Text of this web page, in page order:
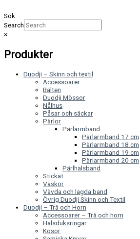
Sök
Search
×
Produkter
Duodji – Skinn och textil
Accessoarer
Bälten
Duodji Mössor
Nålhus
Påsar och säckar
Pärlor
Pärlarmband
Pärlarmband 17 cm
Pärlarmband 18 cm
Pärlarmband 19 cm
Pärlarmband 20 cm
Pärlhalsband
Stickat
Väskor
Vävda och lagda band
Övrig Duodji Skinn och Textil
Duodji – Trä och Horn
Accessoarer – Trä och horn
Halsduksringar
Kosor